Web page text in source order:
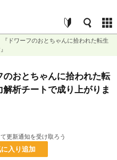
『ドワーフのおとちゃんに拾われた転生
のおとちゃんに拾われた転
解析チートで成り上がりま
更新通知を受け取ろう
入り追加